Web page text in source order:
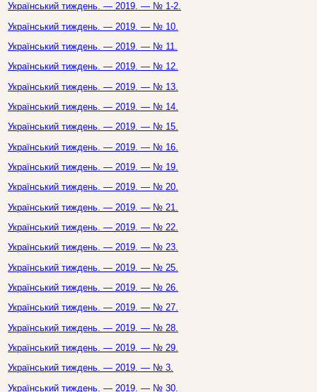
Український тиждень. — 2019. — № 1-2.
Український тиждень. — 2019. — № 10.
Український тиждень. — 2019. — № 11.
Український тиждень. — 2019. — № 12.
Український тиждень. — 2019. — № 13.
Український тиждень. — 2019. — № 14.
Український тиждень. — 2019. — № 15.
Український тиждень. — 2019. — № 16.
Український тиждень. — 2019. — № 19.
Український тиждень. — 2019. — № 20.
Український тиждень. — 2019. — № 21.
Український тиждень. — 2019. — № 22.
Український тиждень. — 2019. — № 23.
Український тиждень. — 2019. — № 25.
Український тиждень. — 2019. — № 26.
Український тиждень. — 2019. — № 27.
Український тиждень. — 2019. — № 28.
Український тиждень. — 2019. — № 29.
Український тиждень. — 2019. — № 3.
Український тиждень. — 2019. — № 30.